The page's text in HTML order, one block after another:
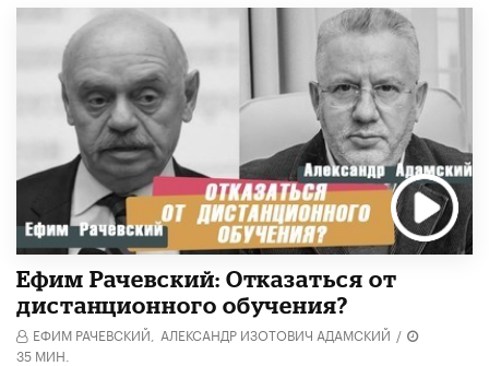
Ефим Рачевский: Отказаться от
дистанционного обучения?
ЕФИМ РАЧЕВСКИЙ, АЛЕКСАНДР ИЗОТОВИЧ АДАМСКИЙ /
35 МИН.